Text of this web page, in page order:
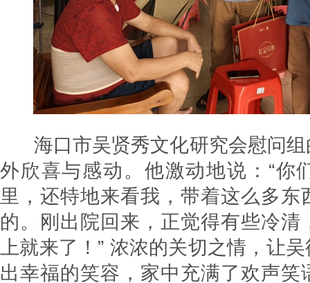
海口市吴贤秀文化研究会慰问组
外欣喜与感动。他激动地说：“你
里，还特地来看我，带着这么多东
的。刚出院回来，正觉得有些冷清
上就来了！” 浓浓的关切之情，让
出幸福的笑容，家中充满了欢声笑